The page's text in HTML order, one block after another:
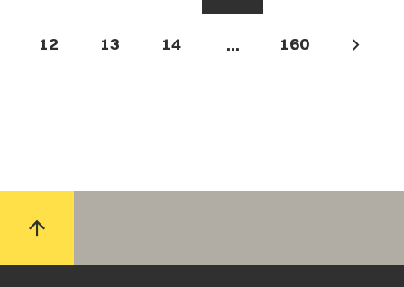
12 13 14 ... 160